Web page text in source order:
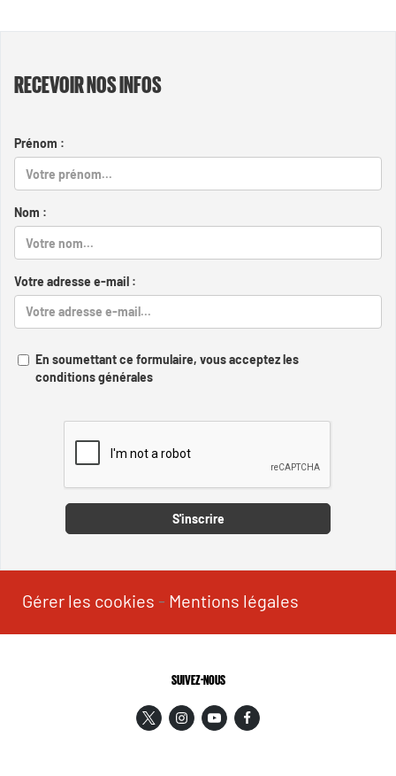
RECEVOIR NOS INFOS
Prénom :
Nom :
Votre adresse e-mail :
En soumettant ce formulaire, vous acceptez les
conditions générales
S'inscrire
Gérer les cookies - Mentions légales
SUIVEZ-NOUS